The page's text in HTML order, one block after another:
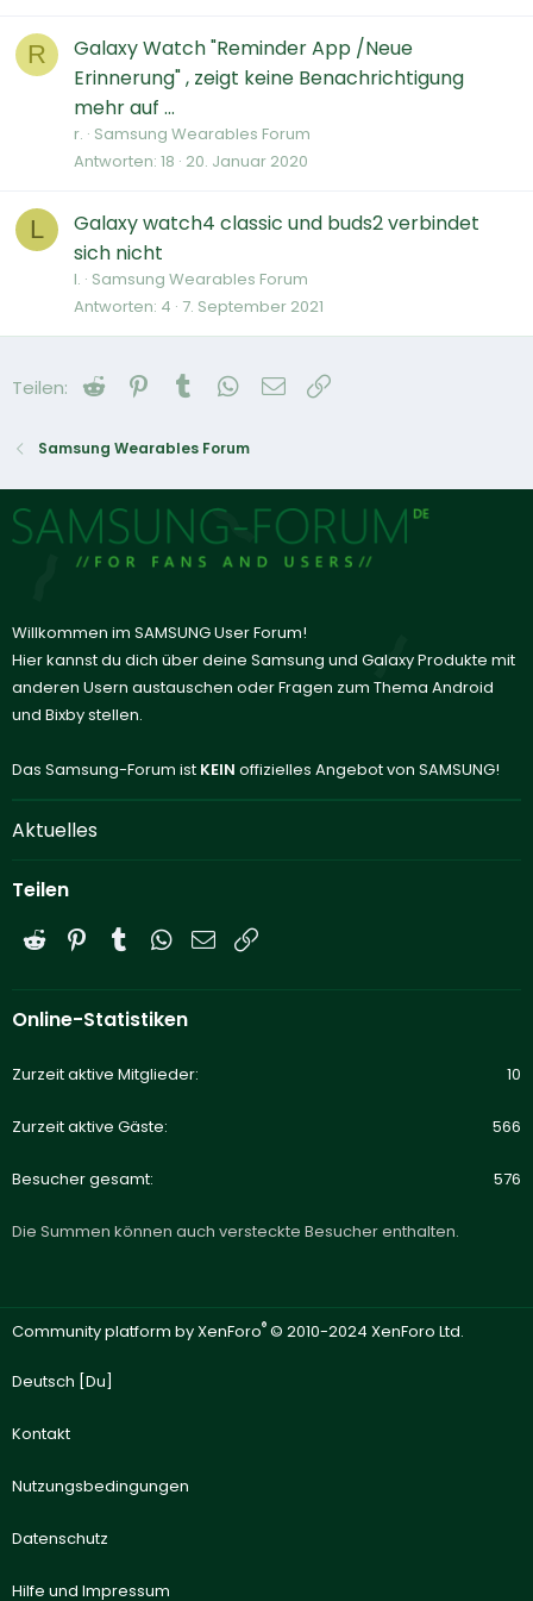
R
Galaxy Watch "Reminder App /Neue
Erinnerung" , zeigt keine Benachrichtigung
mehr auf ...
r. Samsung Wearables Forum
Antworten 18 20. Januar 2020
L
Galaxy watch4 classic und buds2 verbindet
sich nicht
l. Samsung Wearables Forum
Antworten 4 7. September 2021
Teilen: Reddit Pinterest
Tumblr WhatsApp
E-Mail
Samsung Wearables Forum
Willkommen im SAMSUNG User Forum!
Hier kannst du dich über deine Samsung und Galaxy Produkte mit
anderen Usern austauschen oder Fragen zum Thema Android
und Bixby stellen.
Das Samsung-Forum ist KEIN offizielles Angebot von SAMSUNG!
Aktuelles
Teilen
Reddit PinterestTumblrWhatsApp
E-Mail
Online-Statistiken
Zurzeit aktive Mitglieder 10
Zurzeit aktive Gäste 566
Besucher gesamt 576
Die Summen können auch versteckte Besucher enthalten.
Community platform by XenForo® © 2010-2024 XenForo Ltd.
Deutsch [Du]
Kontakt
Nutzungsbedingungen
Datenschutz
Hilfe und Impressum